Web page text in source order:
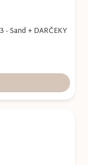
Sand + DARČEKY